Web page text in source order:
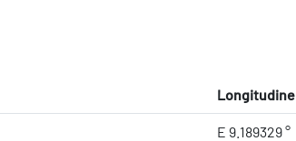
Longitudine
E 9.189329 °